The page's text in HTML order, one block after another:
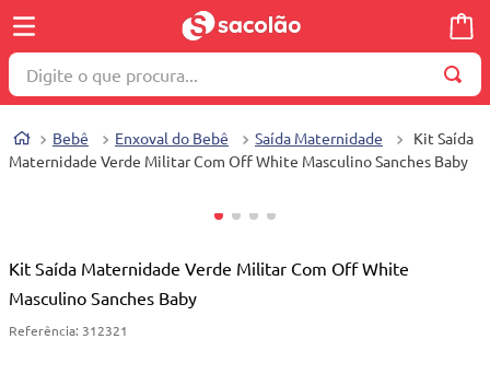
Digite o que procura...
Bebê Enxoval do Bebê Saída Maternidade
Kit Saída
Maternidade Verde Militar Com Off White Masculino Sanches Baby
Kit Saída Maternidade Verde Militar Com Off White
Masculino Sanches Baby
Referência: 312321
1º
wella
4º
toalha